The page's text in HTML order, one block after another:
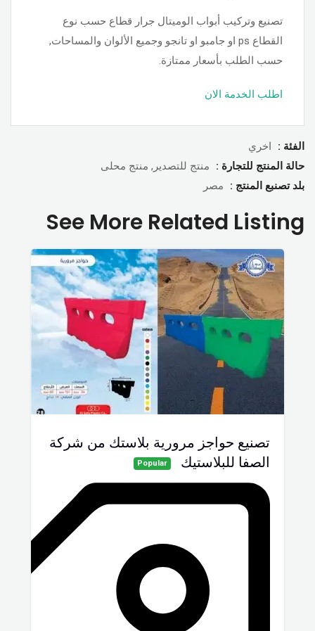
تصنيع وتركيب أبواب الوميتال جرار قطاع حسب نوع
القطاع ps او جامبو او تانجو وجميع الألوان والمساحات,
حسب الطلب بأسعار ممتازة.
اطلب الخدمة الان
الفئة :
اخري
حالة المنتج للتجارة :
منتج للتصدير, منتج محلى
بلد تصنبع المنتج :
مصر
See More Related Listing
تصنيع حواجز مرورية بلاستك من شركة
الصفا للبلاستيك
Popular